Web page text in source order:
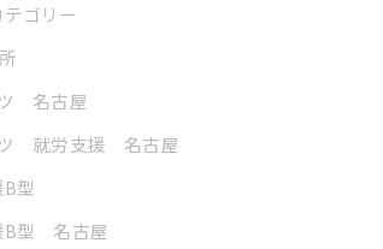
ゴリー
名古屋
就労支援 名古屋
型
B型 名古屋